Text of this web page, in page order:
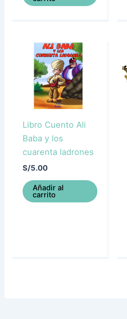
Libro Cuento Ali
Baba y los
cuarenta ladrones
S/5.00
Añadir al
carrito